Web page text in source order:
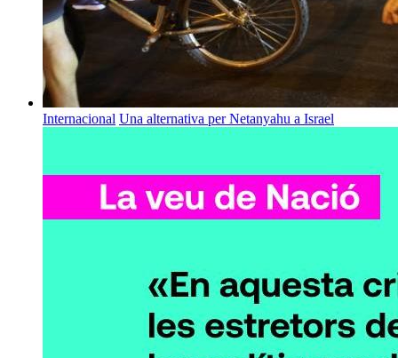
Internacional Una alternativa per Netanyahu a Israel